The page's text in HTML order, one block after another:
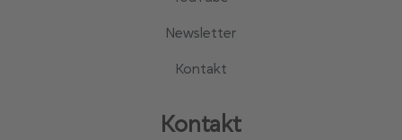
Newsletter
Kontakt
Kontakt